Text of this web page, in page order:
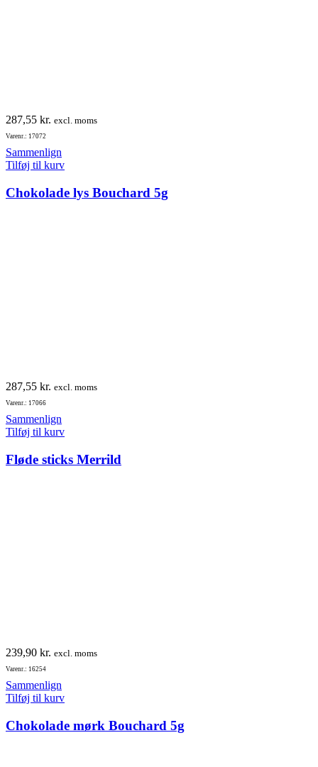
287,55 kr. excl. moms
Varenr.: 17072
Sammenlign
Tilføj til kurv
Chokolade lys Bouchard 5g
287,55 kr. excl. moms
Varenr.: 17066
Sammenlign
Tilføj til kurv
Fløde sticks Merrild
239,90 kr. excl. moms
Varenr.: 16254
Sammenlign
Tilføj til kurv
Chokolade mørk Bouchard 5g